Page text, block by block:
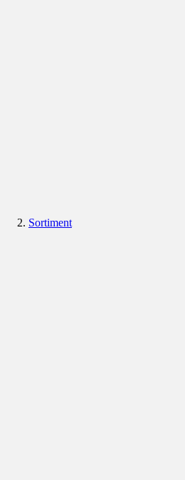
Sortiment